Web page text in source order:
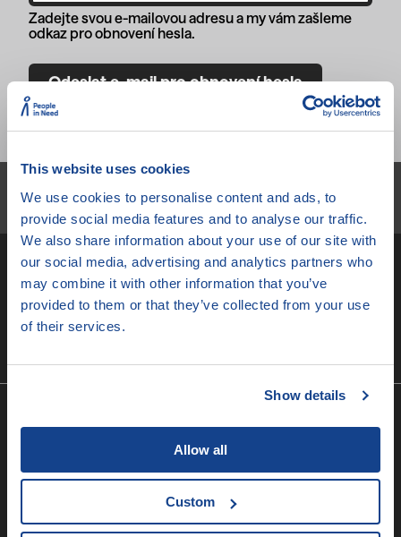
This website uses cookies
We use cookies to personalise content and ads, to
provide social media features and to analyse our traffic.
We also share information about your use of our site with
our social media, advertising and analytics partners who
may combine it with other information that you’ve
provided to them or that they’ve collected from your use
of their services.
Show details
Allow all
Custom
Zadejte svou e-mailovou adresu a my vám zašleme
odkaz pro obnovení hesla.
Odeslat e-mail pro obnovení hesla
Newsletter
Nenechte si ujít novinky z JSO!
Přihlásit se
O JSO
Registrace